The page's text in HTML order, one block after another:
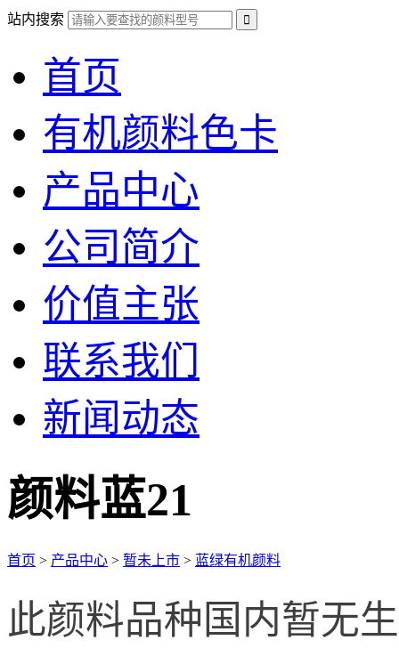
站内搜索
首页
有机颜料色卡
产品中心
公司简介
价值主张
联系我们
新闻动态
颜料蓝21
首页 > 产品中心 > 暂未上市 > 蓝绿有机颜料
此颜料品种国内暂无